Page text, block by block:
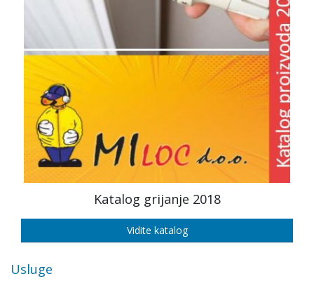
Katalog grijanje 2018
Vidite katalog
Usluge